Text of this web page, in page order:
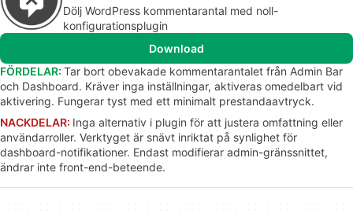
Dölj WordPress kommentarantal med noll-
konfigurationsplugin
Download
FÖRDELAR: Tar bort obevakade kommentarantalet från Admin Bar
och Dashboard. Kräver inga inställningar, aktiveras omedelbart vid
aktivering. Fungerar tyst med ett minimalt prestandaavtryck.
NACKDELAR: Inga alternativ i plugin för att justera omfattning eller
användarroller. Verktyget är snävt inriktat på synlighet för
dashboard-notifikationer. Endast modifierar admin-gränssnittet,
ändrar inte front-end-beteende.